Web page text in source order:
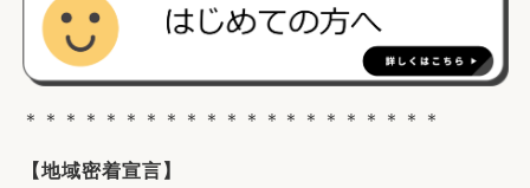
＊＊＊＊＊＊＊＊＊＊＊＊＊＊＊＊＊＊＊＊＊
【地域密着宣言】